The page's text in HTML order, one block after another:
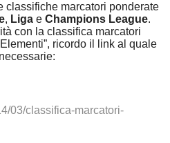
classifiche marcatori ponderate
, Liga e Champions League.
con la classifica marcatori
ricordo il link al quale
03/classifica-marcatori-